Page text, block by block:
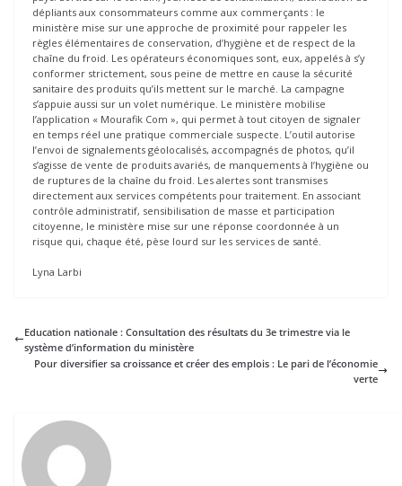
dépliants aux consommateurs comme aux commerçants : le
ministère mise sur une approche de proximité pour rappeler les
règles élémentaires de conservation, d’hygiène et de respect de la
chaîne du froid. Les opérateurs économiques sont, eux, appelés à s’y
conformer strictement, sous peine de mettre en cause la sécurité
sanitaire des produits qu’ils mettent sur le marché. La campagne
s’appuie aussi sur un volet numérique. Le ministère mobilise
l’application « Mourafik Com », qui permet à tout citoyen de signaler
en temps réel une pratique commerciale suspecte. L’outil autorise
l’envoi de signalements géolocalisés, accompagnés de photos, qu’il
s’agisse de vente de produits avariés, de manquements à l’hygiène ou
de ruptures de la chaîne du froid. Les alertes sont transmises
directement aux services compétents pour traitement. En associant
contrôle administratif, sensibilisation de masse et participation
citoyenne, le ministère mise sur une réponse coordonnée à un
risque qui, chaque été, pèse lourd sur les services de santé.
Lyna Larbi
Education nationale : Consultation des résultats du 3e trimestre via le
système d’information du ministère
Pour diversifier sa croissance et créer des emplois : Le pari de l’économie
verte